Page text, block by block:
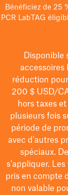
Bénéficiez de 25
PCR LabTAG
Disponible
accessoires
réduction
200 $USD/
hors taxes
plusieurs fois
période de
avec d'autres
spéciaux.
s'appliquer. Les
pris en compte
non valable